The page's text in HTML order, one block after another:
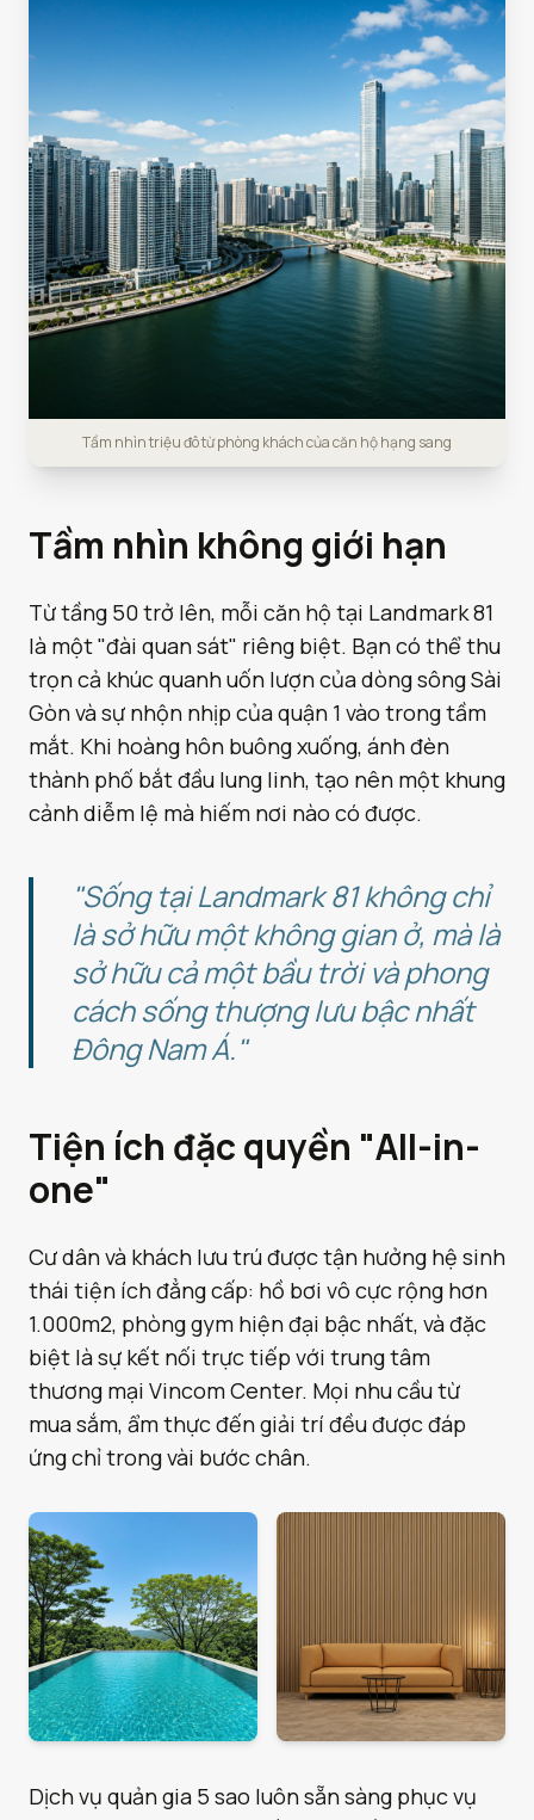
Tầm nhìn triệu đô từ phòng khách của căn hộ hạng sang
Tầm nhìn không giới hạn
Từ tầng 50 trở lên, mỗi căn hộ tại Landmark 81
là một "đài quan sát" riêng biệt. Bạn có thể thu
trọn cả khúc quanh uốn lượn của dòng sông Sài
Gòn và sự nhộn nhịp của quận 1 vào trong tầm
mắt. Khi hoàng hôn buông xuống, ánh đèn
thành phố bắt đầu lung linh, tạo nên một khung
cảnh diễm lệ mà hiếm nơi nào có được.
"Sống tại Landmark 81 không chỉ
là sở hữu một không gian ở, mà là
sở hữu cả một bầu trời và phong
cách sống thượng lưu bậc nhất
Đông Nam Á."
Tiện ích đặc quyền "All-in-
one"
Cư dân và khách lưu trú được tận hưởng hệ sinh
thái tiện ích đẳng cấp: hồ bơi vô cực rộng hơn
1.000m2, phòng gym hiện đại bậc nhất, và đặc
biệt là sự kết nối trực tiếp với trung tâm
thương mại Vincom Center. Mọi nhu cầu từ
mua sắm, ẩm thực đến giải trí đều được đáp
ứng chỉ trong vài bước chân.
Dịch vụ quản gia 5 sao luôn sẵn sàng phục vụ